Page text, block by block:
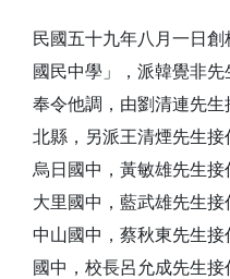
民國五十九年八月一日
國民中學」，派韓覺非
奉令他調，由劉清連先
北縣，另派王清煙先生
烏日國中，黃敏雄先生
大里國中，藍武雄先生
中山國中，蔡秋東先生
國中，校長呂允成先生